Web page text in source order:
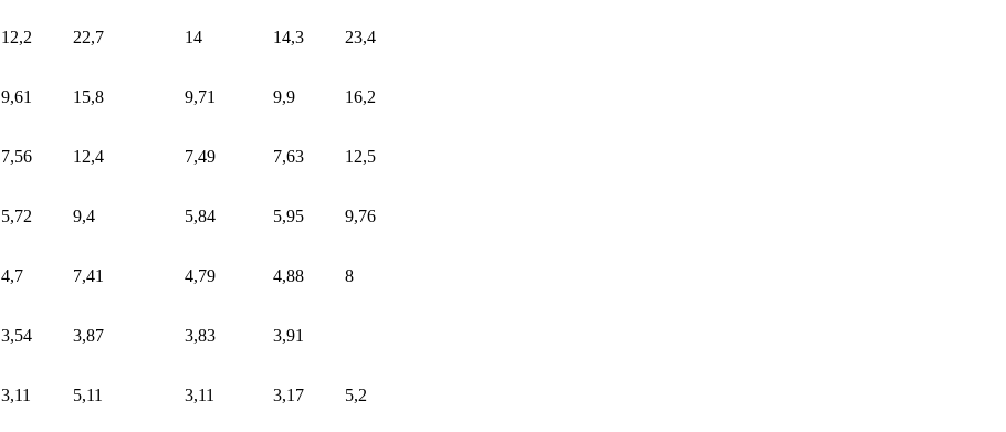
12,2 22,7 14 14,3 23,4
9,61 15,8 9,71 9,9 16,2
7,56 12,4 7,49 7,63 12,5
5,72 9,4 5,84 5,95 9,76
4,7 7,41 4,79 4,88 8
3,54 3,87 3,83 3,91
3,11 5,11 3,11 3,17 5,2